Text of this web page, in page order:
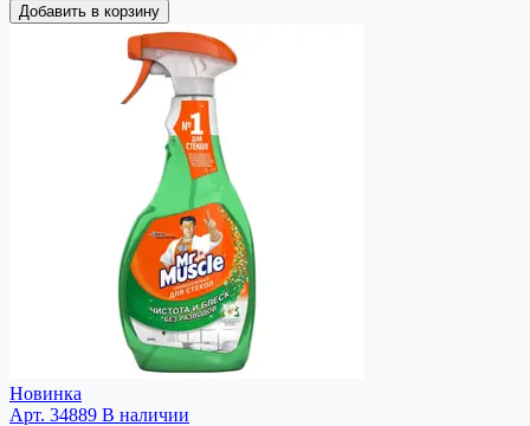
Добавить в корзину
Новинка
Арт. 34889 В наличии